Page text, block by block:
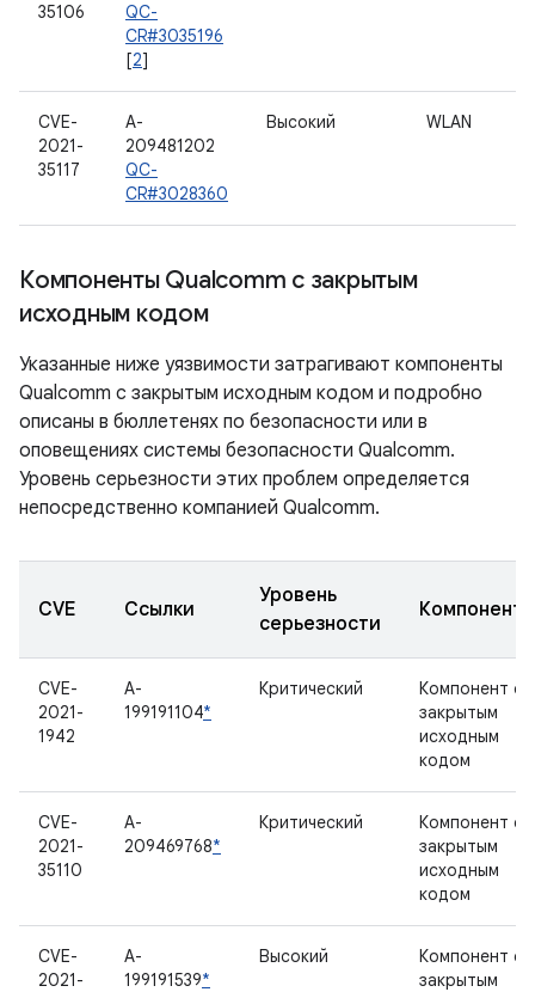
35106
QC-
CR#3035196
[2]
CVE-
2021-
35117
A-
209481202
QC-
CR#3028360
Высокий WLAN
Компоненты Qualcomm с закрытым
исходным кодом
Указанные ниже уязвимости затрагивают компоненты
Qualcomm с закрытым исходным кодом и подробно
описаны в бюллетенях по безопасности или в
оповещениях системы безопасности Qualcomm.
Уровень серьезности этих проблем определяется
непосредственно компанией Qualcomm.
CVE Ссылки
Уровень
серьезности
Компонент
CVE-
2021-
1942
A-
199191104*
Критический
Компонент с
закрытым
исходным
кодом
CVE-
2021-
35110
A-
209469768*
Критический
Компонент с
закрытым
исходным
кодом
CVE-
2021-
A-
199191539*
Высокий
Компонент с
закрытым